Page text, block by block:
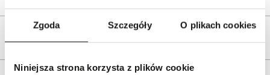
Zgoda Szczegóły O plikach cookies
Niniejsza strona korzysta z plików cookie